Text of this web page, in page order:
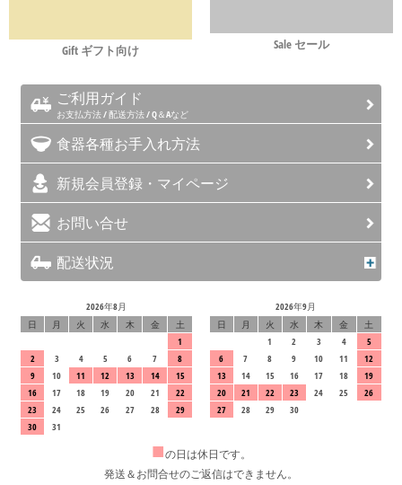
Gift ギフト向け Sale セール
ご利用ガイド
お支払方法 / 配送方法 / Q＆Aなど
食器各種お手入れ方法
新規会員登録・マイページ
お問い合せ
配送状況
2026年8月
日
月 火 水 木 金
土
1
2
3 4 5 6 7
8
9
10 11 12 13 14
15
16
17 18 19 20 21
22
23
24 25 26 27 28
29
30
31
2026年9月
日
月 火 水 木 金
土
1
2 3 4
5
6
7 8 9 10 11
12
13
14 15 16 17 18
19
20
21 22 23 24 25
26
27
28 29 30
■の日は休日です。
発送＆お問合せのご返信はできません。